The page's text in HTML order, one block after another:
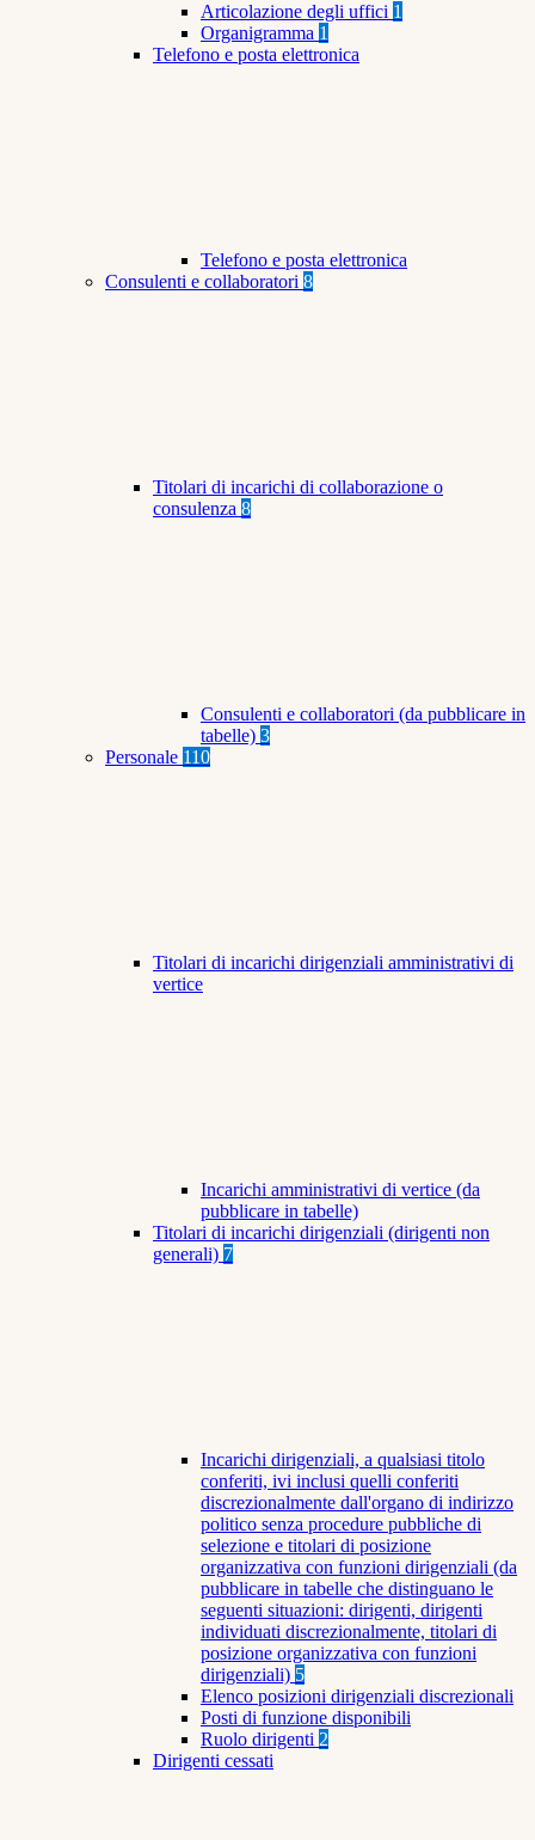
Articolazione degli uffici 1
Organigramma 1
Telefono e posta elettronica
Telefono e posta elettronica
Consulenti e collaboratori 8
Titolari di incarichi di collaborazione o
consulenza 8
Consulenti e collaboratori (da pubblicare in
tabelle) 3
Personale 110
Titolari di incarichi dirigenziali amministrativi di
vertice
Incarichi amministrativi di vertice (da
pubblicare in tabelle)
Titolari di incarichi dirigenziali (dirigenti non
generali) 7
Incarichi dirigenziali, a qualsiasi titolo
conferiti, ivi inclusi quelli conferiti
discrezionalmente dall'organo di indirizzo
politico senza procedure pubbliche di
selezione e titolari di posizione
organizzativa con funzioni dirigenziali (da
pubblicare in tabelle che distinguano le
seguenti situazioni: dirigenti, dirigenti
individuati discrezionalmente, titolari di
posizione organizzativa con funzioni
dirigenziali) 5
Elenco posizioni dirigenziali discrezionali
Posti di funzione disponibili
Ruolo dirigenti 2
Dirigenti cessati